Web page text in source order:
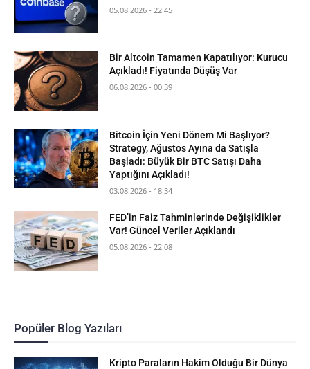
05.08.2026 - 22:45
Bir Altcoin Tamamen Kapatılıyor: Kurucu
Açıkladı! Fiyatında Düşüş Var
06.08.2026 - 00:39
Bitcoin İçin Yeni Dönem Mi Başlıyor?
Strategy, Ağustos Ayına da Satışla
Başladı: Büyük Bir BTC Satışı Daha
Yaptığını Açıkladı!
03.08.2026 - 18:34
FED’in Faiz Tahminlerinde Değişiklikler
Var! Güncel Veriler Açıklandı
05.08.2026 - 22:08
Popüler Blog Yazıları
Kripto Paraların Hakim Olduğu Bir Dünya